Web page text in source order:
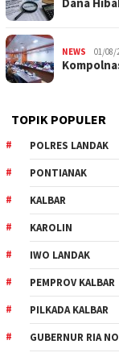
NEWS 01/08/
TOPIK POPULER
POLRES LANDAK
PONTIANAK
KALBAR
KAROLIN
IWO LANDAK
PEMPROV KALBAR
PILKADA KALBAR
GUBERNUR RIA